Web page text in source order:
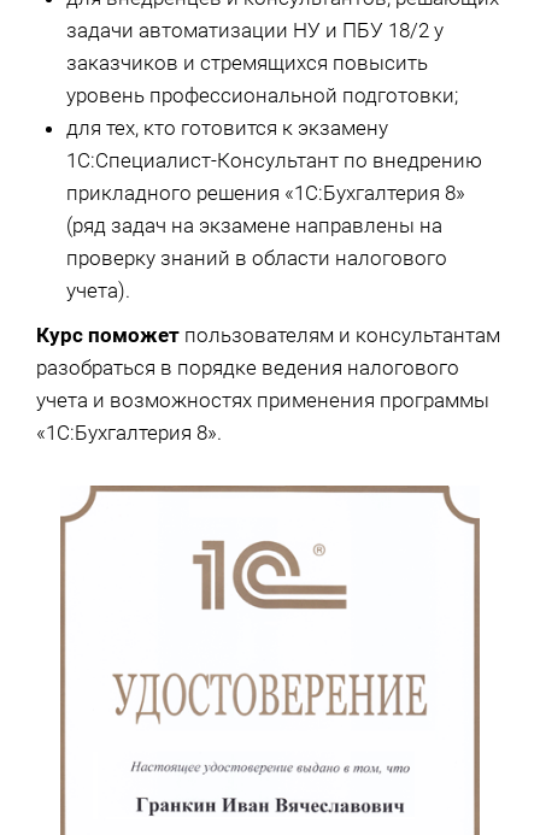
задачи автоматизации НУ и ПБУ 18/2 у
заказчиков и стремящихся повысить
уровень профессиональной подготовки;
для тех, кто готовится к экзамену
1С:Специалист-Консультант по внедрению
прикладного решения «1С:Бухгалтерия 8»
(ряд задач на экзамене направлены на
проверку знаний в области налогового
учета).
Курс поможет пользователям и консультантам
разобраться в порядке ведения налогового
учета и возможностях применения программы
«1С:Бухгалтерия 8».